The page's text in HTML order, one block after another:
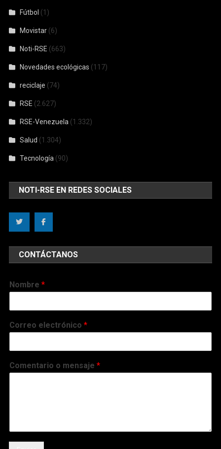
Fútbol (1)
Movistar (6)
Noti-RSE (663)
Novedades ecológicas (117)
reciclaje (74)
RSE (2.627)
RSE-Venezuela (1.332)
Salud (1.304)
Tecnología (90)
NOTI-RSE EN REDES SOCIALES
CONTÁCTANOS
Nombre*
Correo electrónico*
Comentario o mensaje*